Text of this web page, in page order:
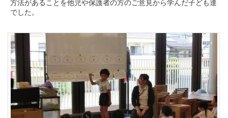
方法があることを他児や保護者の方のご意見から学んだ子ども達
でした。